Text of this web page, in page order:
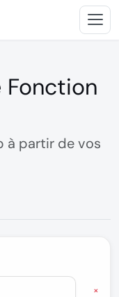
Fonction
à partir de vos
×